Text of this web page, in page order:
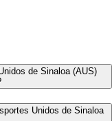
de Sinaloa (AUS)
Unidos de Sinaloa